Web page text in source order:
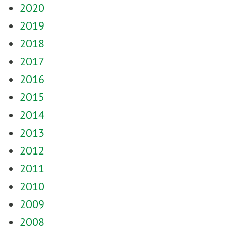
2020
2019
2018
2017
2016
2015
2014
2013
2012
2011
2010
2009
2008